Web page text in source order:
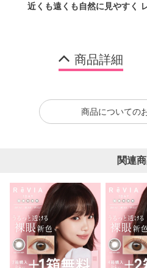
近くも遠くも自然に見やすく
商品詳細
商品についての
関連